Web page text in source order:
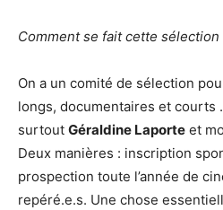
Comment se fait cette sélection
On a un comité de sélection
longs, documentaires et courts
surtout Géraldine Laporte et
Deux manières : inscription
prospection toute l’année de
repéré.e.s. Une chose